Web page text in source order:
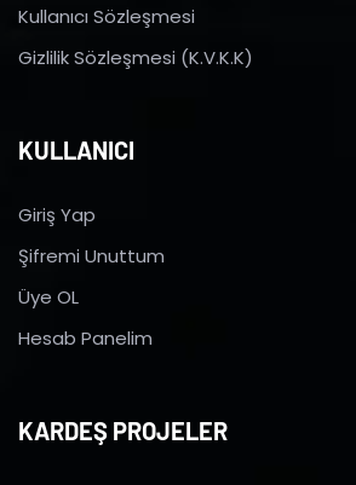
Kullanıcı Sözleşmesi
Gizlilik Sözleşmesi (K.V.K.K)
KULLANICI
Giriş Yap
Şifremi Unuttum
Üye OL
Hesab Panelim
KARDEŞ PROJELER